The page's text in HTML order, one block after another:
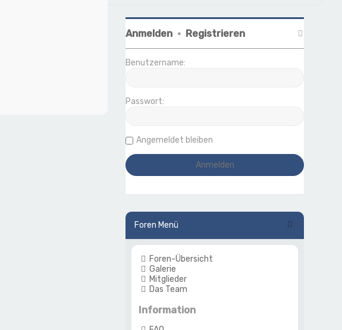
Anmelden • Registrieren
Benutzername:
Passwort:
Angemeldet bleiben
Foren Menü
Foren-Übersicht
Galerie
Mitglieder
Das Team
Information